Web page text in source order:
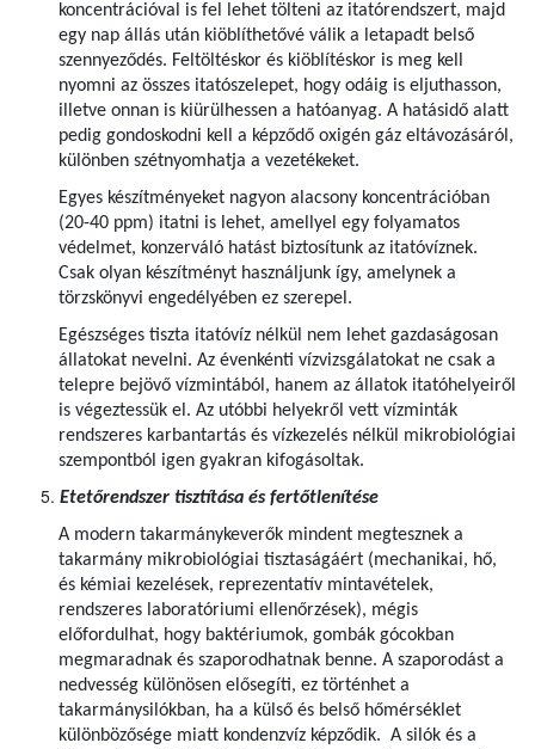
koncentrációval is fel lehet tölteni az itatórendszert, majd
egy nap állás után kiöblíthetővé válik a letapadt belső
szennyeződés. Feltöltéskor és kiöblítéskor is meg kell
nyomni az összes itatószelepet, hogy odáig is eljuthasson,
illetve onnan is kiürülhessen a hatóanyag. A hatásidő alatt
pedig gondoskodni kell a képződő oxigén gáz eltávozásáról,
különben szétnyomhatja a vezetékeket.
Egyes készítményeket nagyon alacsony koncentrációban
(20-40 ppm) itatni is lehet, amellyel egy folyamatos
védelmet, konzerváló hatást biztosítunk az itatóvíznek.
Csak olyan készítményt használjunk így, amelynek a
törzskönyvi engedélyében ez szerepel.
Egészséges tiszta itatóvíz nélkül nem lehet gazdaságosan
állatokat nevelni. Az évenkénti vízvizsgálatokat ne csak a
telepre bejövő vízmintából, hanem az állatok itatóhelyeiről
is végeztessük el. Az utóbbi helyekről vett vízminták
rendszeres karbantartás és vízkezelés nélkül mikrobiológiai
szempontból igen gyakran kifogásoltak.
Etetőrendszer tisztítása és fertőtlenítése
A modern takarmánykeverők mindent megtesznek a
takarmány mikrobiológiai tisztaságáért (mechanikai, hő,
és kémiai kezelések, reprezentatív mintavételek,
rendszeres laboratóriumi ellenőrzések), mégis
előfordulhat, hogy baktériumok, gombák gócokban
megmaradnak és szaporodhatnak benne. A szaporodást a
nedvesség különösen elősegíti, ez történhet a
takarmánysilókban, ha a külső és belső hőmérséklet
különbözősége miatt kondenzvíz képződik. A silók és a